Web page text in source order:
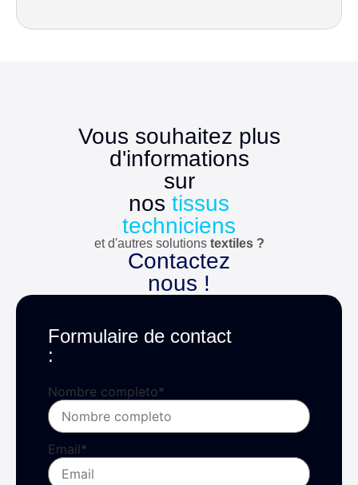
Vous souhaitez plus
d'informations
sur
nos tissus
techniciens
et d'autres solutions textiles ?
Contactez
nous !
Formulaire de contact
:
Nombre completo*
Email*